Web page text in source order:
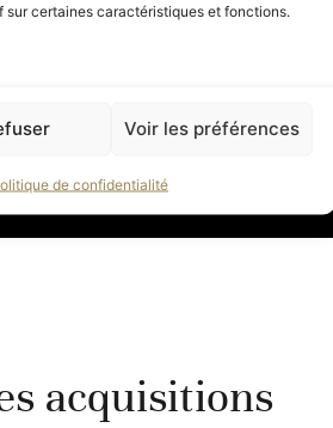
certaines caractéristiques et fonctions.
Voir les préférences
de confidentialité
acquisitions